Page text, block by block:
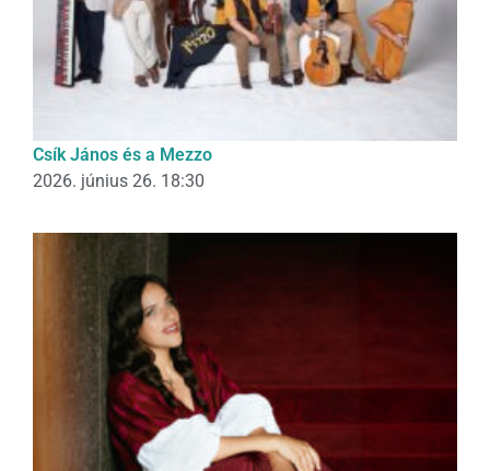
Csík János és a Mezzo
2026. június 26. 18:30